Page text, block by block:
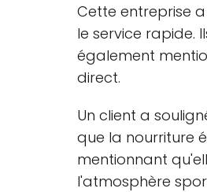
Cette entreprise
le service rapide.
également
direct.
Un client a
que la nourriture
mentionnant
l'atmosphère